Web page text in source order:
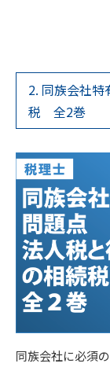
2. 同族会社
税 全2巻
同族会社に必須